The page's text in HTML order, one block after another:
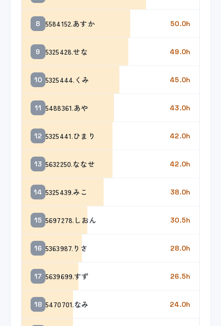
8 5584152.あすか 50.0h
9 5325428.せな 49.0h
10 5325444.くみ 45.0h
11 5488361.あや 43.0h
12 5325441.ひまり 42.0h
13 5632250.ななせ 42.0h
14 5325439.みこ 38.0h
15 5697278.しおん 30.5h
16 5363987.りさ 28.0h
17 5639699.すず 26.5h
18 5470701.なみ 24.0h